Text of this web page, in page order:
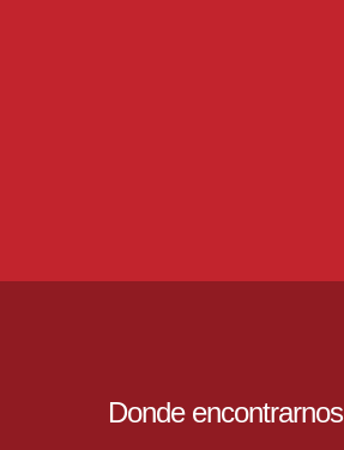
Donde encontrarnos